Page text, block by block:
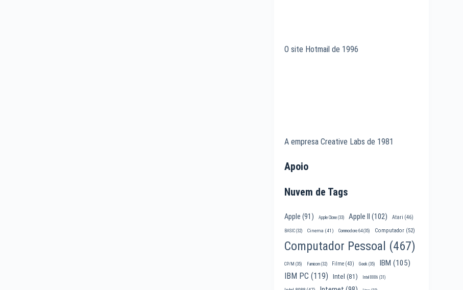
O site Hotmail de 1996
A empresa Creative Labs de 1981
Apoio
Nuvem de Tags
Apple (91) Apple Clone (33) Apple II (102) Atari (46)
BASIC (32) Cinema (41) Commodore 64(35) Computador (52)
Computador Pessoal (467)
CP/M (35) Famicom (32) Filme (43) Geek (35) IBM (105)
IBM PC (119) Intel (81) Intel 8086 (31)